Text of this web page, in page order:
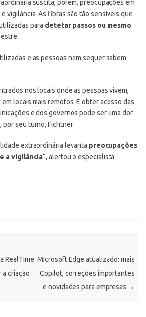
suscita, porém, preocupações em
vigilância. As fibras são tão sensíveis que
para detetar passos ou mesmo
e as pessoas nem sequer sabem
nos locais onde as pessoas vivem,
locais mais remotos. E obter acesso das
e dos governos pode ser uma dor
por seu turno, Fichtner.
extraordinária levanta preocupações
a vigilância“, alertou o especialista.
RealTime
a criação
Microsoft Edge atualizado: mais
Copilot, correções importantes
e novidades para empresas →